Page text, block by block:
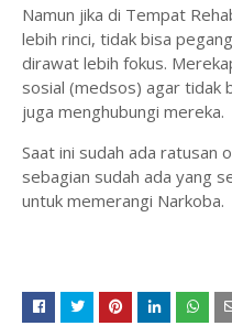
Namun jika di Tempat
lebih rinci, tidak bisa
dirawat lebih fokus.
sosial (medsos) agar tidak
juga menghubungi mereka.
Saat ini sudah ada ratusan
sebagian sudah ada yang
untuk memerangi Narkoba.